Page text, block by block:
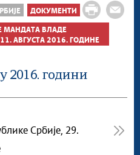
ДОКУМЕНТИ
МАНДАТА ВЛАДЕ
АВГУСТА 2016. ГОДИНЕ
2016. години
Србије, 29.